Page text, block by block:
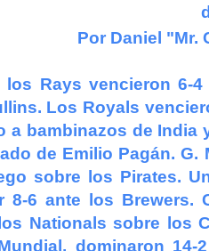
Por Daniel "Mr.
los Rays vencieron 6-
Los Royals
a bambinazos de India
de Emilio Pagán.
sobre los Pirates.
8-6 ante los Brewers.
Nationals sobre los
dominaron